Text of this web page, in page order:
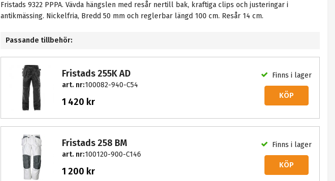
Fristads 9322 PPPA. Vävda hängslen med resår nertill bak, kraftiga clips och justeringar i
antikmässing. Nickelfria, Bredd 50 mm och reglerbar längd 100 cm. Resår 14 cm.
Passande tillbehör:
Fristads 255K AD
art. nr:100082-940-C54
1 420 kr
Finns i lager
KÖP
Fristads 258 BM
art. nr:100120-900-C146
1 200 kr
Finns i lager
KÖP